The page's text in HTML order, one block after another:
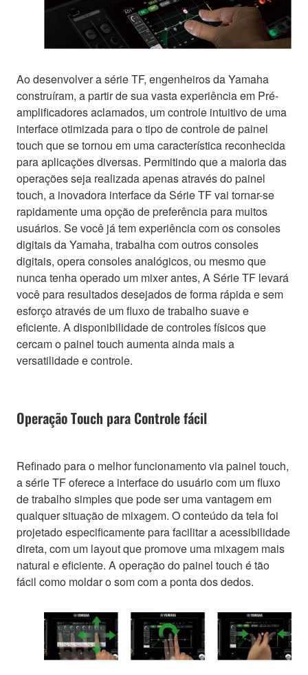
Ao desenvolver a série TF, engenheiros da Yamaha
construíram, a partir de sua vasta experiência em Pré-
amplificadores aclamados, um controle intuitivo de uma
interface otimizada para o tipo de controle de painel
touch que se tornou em uma característica reconhecida
para aplicações diversas. Permitindo que a maioria das
operações seja realizada apenas através do painel
touch, a inovadora interface da Série TF vai tornar-se
rapidamente uma opção de preferência para muitos
usuários. Se você já tem experiência com os consoles
digitais da Yamaha, trabalha com outros consoles
digitais, opera consoles analógicos, ou mesmo que
nunca tenha operado um mixer antes, A Série TF levará
você para resultados desejados de forma rápida e sem
esforço através de um fluxo de trabalho suave e
eficiente. A disponibilidade de controles físicos que
cercam o painel touch aumenta ainda mais a
versatilidade e controle.
Operação Touch para Controle fácil
Refinado para o melhor funcionamento via painel touch,
a série TF oferece a interface do usuário com um fluxo
de trabalho simples que pode ser uma vantagem em
qualquer situação de mixagem. O conteúdo da tela foi
projetado especificamente para facilitar a acessibilidade
direta, com um layout que promove uma mixagem mais
natural e eficiente. A operação do painel touch é tão
fácil como moldar o som com a ponta dos dedos.